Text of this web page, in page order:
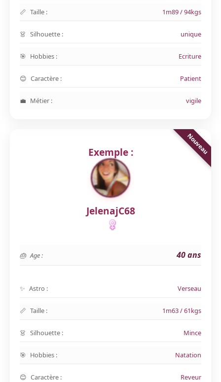
Taille : 1m89 / 94kgs
Silhouette : unique
Hobbies : Ecriture
Caractère : Patient
Métier : vigile
Exemple :
JelenajC68
Age : 40 ans
Astro : Verseau
Taille : 1m63 / 61kgs
Silhouette : Mince
Hobbies : Natation
Caractère : Reveur